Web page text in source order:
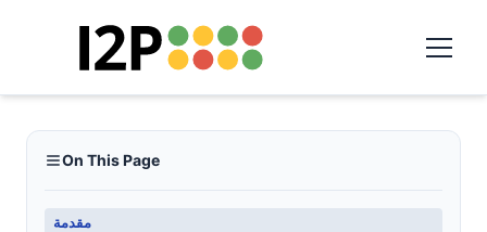
On This Page
مقدمة